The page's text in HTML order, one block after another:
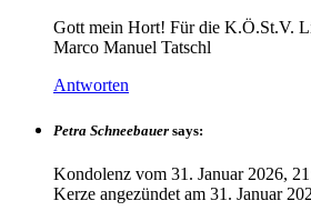
Gott mein Hort! Für die K.Ö.St.V.
Marco Manuel Tatschl
Antworten
Petra Schneebauer says:
Kondolenz vom 31. Januar 2026,
Kerze angezündet am 31. Januar